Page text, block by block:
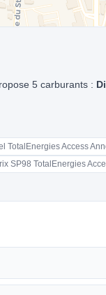
5 carburants :
TotalEnergies Access
SP98 TotalEnergies